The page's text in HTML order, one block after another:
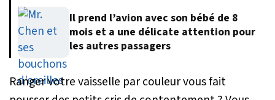
Il prend l’avion avec son bébé de 8
mois et a une délicate attention pour
les autres passagers
Ranger votre vaisselle par couleur vous fait